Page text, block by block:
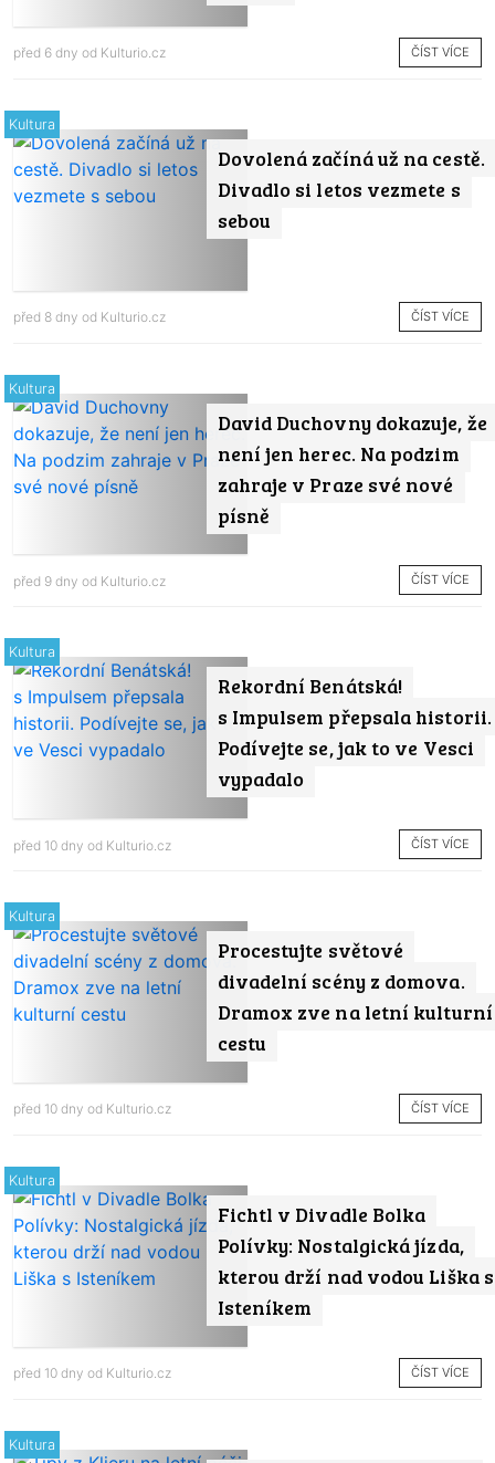
před 6 dny od Kulturio.cz ČÍST VÍCE
Dovolená začíná už na cestě.
Divadlo si letos vezmete s
sebou
Kultura
před 8 dny od Kulturio.cz ČÍST VÍCE
David Duchovny dokazuje, že
není jen herec. Na podzim
zahraje v Praze své nové
písně
Kultura
před 9 dny od Kulturio.cz ČÍST VÍCE
Rekordní Benátská!
s Impulsem přepsala historii.
Podívejte se, jak to ve Vesci
vypadalo
Kultura
před 10 dny od Kulturio.cz ČÍST VÍCE
Procestujte světové
divadelní scény z domova.
Dramox zve na letní kulturní
cestu
Kultura
před 10 dny od Kulturio.cz ČÍST VÍCE
Fichtl v Divadle Bolka
Polívky: Nostalgická jízda,
kterou drží nad vodou Liška s
Isteníkem
Kultura
před 10 dny od Kulturio.cz ČÍST VÍCE
Kultura